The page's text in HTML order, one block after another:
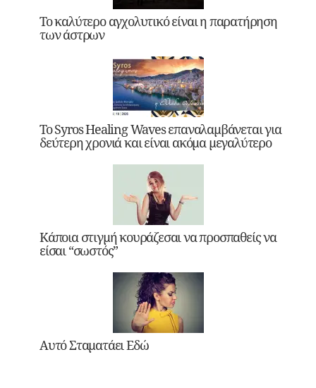
Το καλύτερο αγχολυτικό είναι η παρατήρηση
των άστρων
Το Syros Healing Waves επαναλαμβάνεται για
δεύτερη χρονιά και είναι ακόμα μεγαλύτερο
Κάποια στιγμή κουράζεσαι να προσπαθείς να
είσαι “σωστός”
Αυτό Σταματάει Εδώ